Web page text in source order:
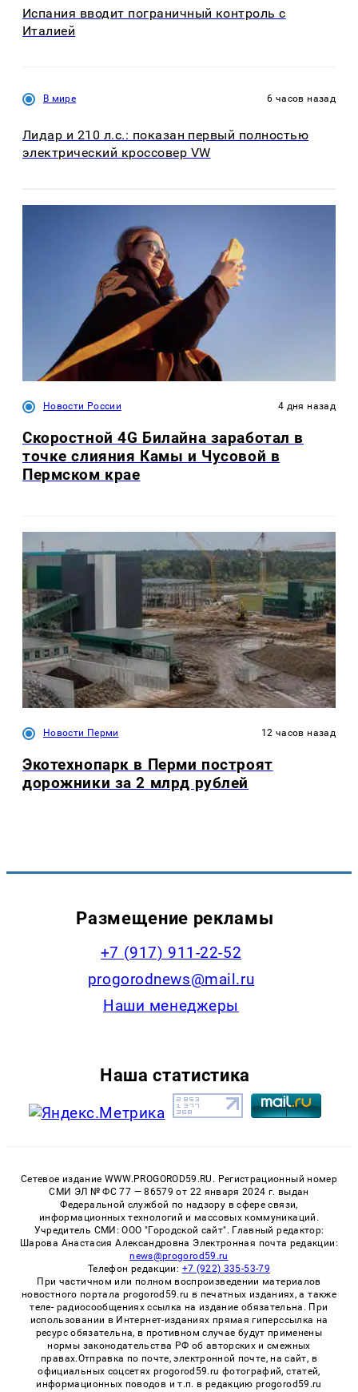
Испания вводит пограничный контроль с
Италией
В мире 6 часов назад
Лидар и 210 л.с.: показан первый полностью
электрический кроссовер VW
Новости России 4 дня назад
Скоростной 4G Билайна заработал в
точке слияния Камы и Чусовой в
Пермском крае
Новости Перми 12 часов назад
Экотехнопарк в Перми построят
дорожники за 2 млрд рублей
Размещение рекламы
+7 (917) 911-22-52
progorodnews@mail.ru
Наши менеджеры
Наша статистика
Сетевое издание WWW.PROGOROD59.RU. Регистрационный номер
СМИ ЭЛ № ФС 77 — 86579 от 22 января 2024 г. выдан
Федеральной службой по надзору в сфере связи,
информационных технологий и массовых коммуникаций.
Учредитель СМИ: ООО "Городской сайт". Главный редактор:
Шарова Анастасия Александровна Электронная почта редакции:
news@progorod59.ru
Телефон редакции: +7 (922) 335-53-79
При частичном или полном воспроизведении материалов
новостного портала progorod59.ru в печатных изданиях, а также
теле- радиосообщениях ссылка на издание обязательна. При
использовании в Интернет-изданиях прямая гиперссылка на
ресурс обязательна, в противном случае будут применены
нормы законодательства РФ об авторских и смежных
правах.Отправка по почте, электронной почте, на сайт, в
официальных соцсетях progorod59.ru фотографий, статей,
информационных поводов и т.п. в редакцию progorod59.ru